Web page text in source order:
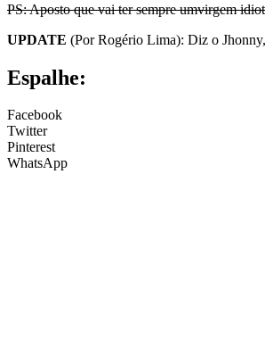
PS: Aposto que vai ter sempre umvirgem
UPDATE (Por Rogério Lima): Diz o
Espalhe:
Facebook
Twitter
Pinterest
WhatsApp